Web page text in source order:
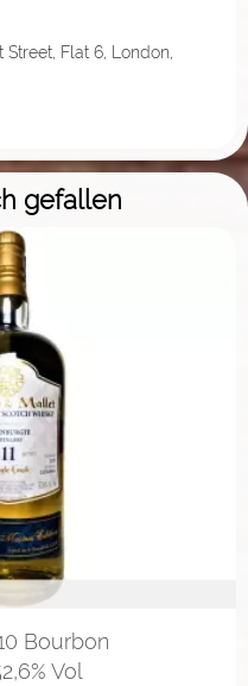
Flat 6, London,
gefallen
Bourbon
Vol